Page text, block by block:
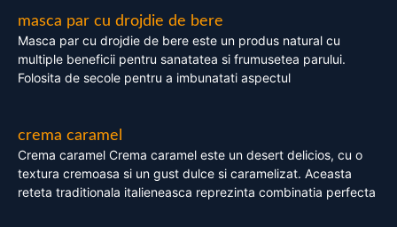
masca par cu drojdie de bere
Masca par cu drojdie de bere este un produs natural cu
multiple beneficii pentru sanatatea si frumusetea parului.
Folosita de secole pentru a imbunatati aspectul
crema caramel
Crema caramel Crema caramel este un desert delicios, cu o
textura cremoasa si un gust dulce si caramelizat. Aceasta
reteta traditionala italieneasca reprezinta combinatia perfecta